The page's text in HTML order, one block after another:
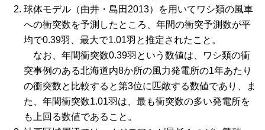
球体モデル（由井・島田2013）を用いてワシ類の風車
への衝突数を予測したところ、年間の衝突予測数が平
均で0.39羽、最大で1.01羽と推定されたこと。
なお、年間衝突数0.39羽という数値は、ワシ類の衝
突事例のある北海道内8か所の風力発電所の1年あたり
の衝突数と比較すると第3位に匹敵する数値であり、ま
た、年間衝突数1.01羽は、最も衝突数の多い発電所を
も上回る数値であること。